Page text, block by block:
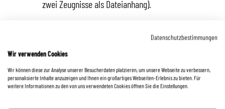
zwei Zeugnisse als Dateianhang).
Datenschutzbestimmungen
Wir verwenden Cookies
Wir können diese zur Analyse unserer Besucherdaten platzieren, um unsere Webseite zu verbessern,
personalisierte Inhalte anzuzeigen und Ihnen ein großartiges Webseiten-Erlebnis zu bieten. Für
weitere Informationen zu den von uns verwendeten Cookies öffnen Sie die Einstellungen.